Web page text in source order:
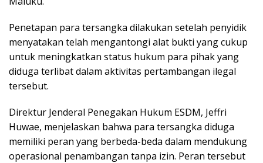
Penetapan para tersangka dilakukan setelah penyidik
menyatakan telah mengantongi alat bukti yang cukup
untuk meningkatkan status hukum para pihak yang
diduga terlibat dalam aktivitas pertambangan ilegal
tersebut.
Direktur Jenderal Penegakan Hukum ESDM, Jeffri
Huwae, menjelaskan bahwa para tersangka diduga
memiliki peran yang berbeda-beda dalam mendukung
operasional penambangan tanpa izin. Peran tersebut